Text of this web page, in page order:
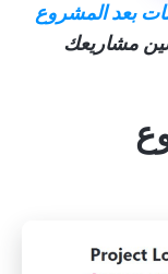
بعد المشروع
مشاريعك